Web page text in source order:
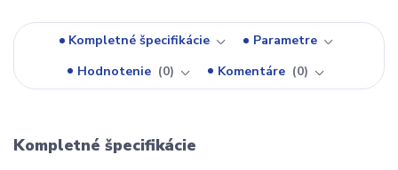
Kompletné špecifikácie
Parametre
Hodnotenie
0 Komentáre 0
Kompletné špecifikácie